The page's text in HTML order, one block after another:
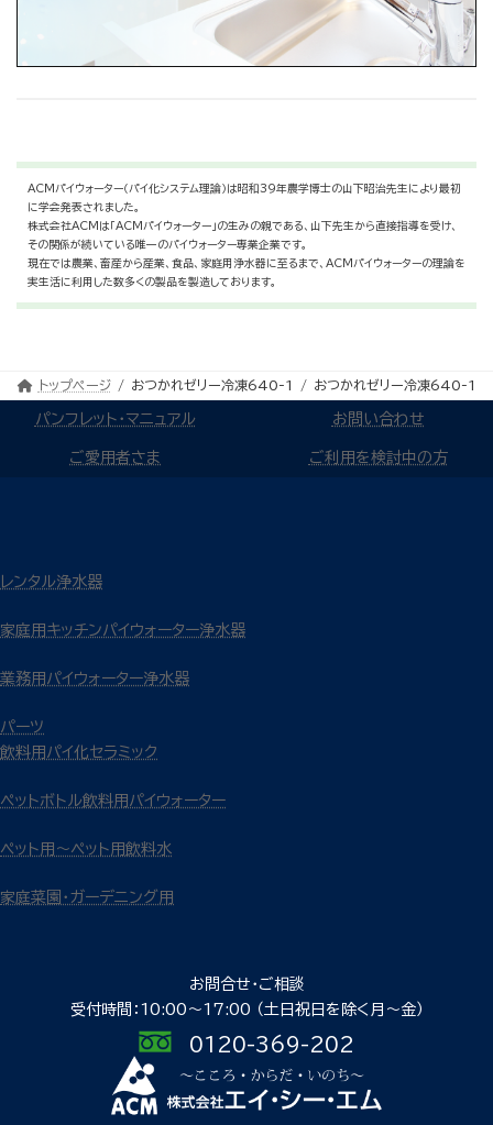
ACMパイウォーター（パイ化システム理論）は昭和39年農学博士の山下昭治先生により最初
に学会発表されました。
株式会社ACMは「ACMパイウォーター」の生みの親である、山下先生から直接指導を受け、
その関係が続いている唯一のパイウォーター専業企業です。
現在では農業、畜産から産業、食品、家庭用浄水器に至るまで、ACMパイウォーターの理論を
実生活に利用した数多くの製品を製造しております。
トップページ おつかれゼリー冷凍640-1 おつかれゼリー冷凍640-1
パンフレット・マニュアル お問い合わせ
ご愛用者さま ご利用を検討中の方
レンタル浄水器
家庭用キッチンパイウォーター浄水器
業務用パイウォーター浄水器
パーツ
飲料用パイ化セラミック
ペットボトル飲料用パイウォーター
ペット用～ペット用飲料水
家庭菜園・ガーデニング用
お問合せ・ご相談
受付時間：10:00〜17:00 （土日祝日を除く月〜金）
0120-369-202